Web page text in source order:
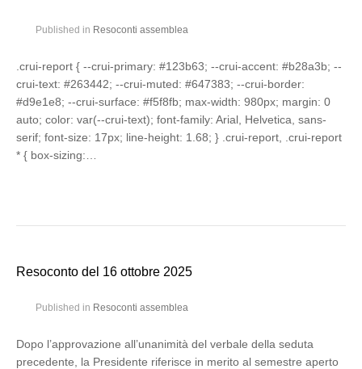
Published in Resoconti assemblea
.crui-report { --crui-primary: #123b63; --crui-accent: #b28a3b; --
crui-text: #263442; --crui-muted: #647383; --crui-border:
#d9e1e8; --crui-surface: #f5f8fb; max-width: 980px; margin: 0
auto; color: var(--crui-text); font-family: Arial, Helvetica, sans-
serif; font-size: 17px; line-height: 1.68; } .crui-report, .crui-report
* { box-sizing:…
Resoconto del 16 ottobre 2025
Published in Resoconti assemblea
Dopo l’approvazione all’unanimità del verbale della seduta
precedente, la Presidente riferisce in merito al semestre aperto